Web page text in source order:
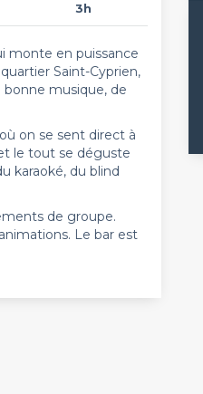
3h
monte en puissance
Saint-Cyprien,
bonne musique, de
on se sent direct à
le tout se déguste
karaoké, du blind
de groupe.
Le bar est